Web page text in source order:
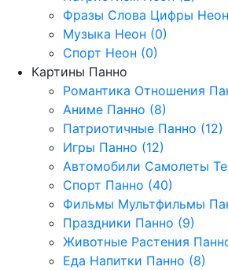
Фразы Слова Цифры
Музыка Неон (0)
Спорт Неон (0)
Картины Панно
Романтика Отношения
Аниме Панно (8)
Патриотичные Панно (12)
Игры Панно (12)
Автомобили Самолеты
Спорт Панно (40)
Фильмы Мультфильмы
Праздники Панно (9)
Животные Растения
Еда Напитки Панно (8)